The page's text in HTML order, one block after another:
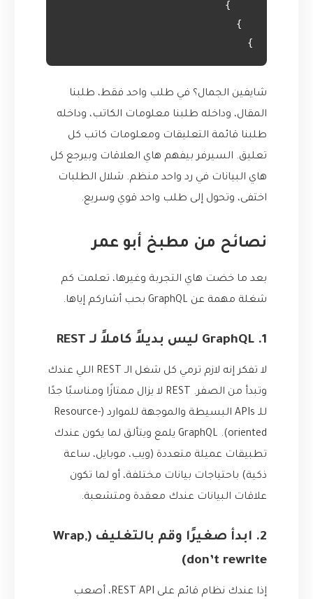
}
شايفين الجمال؟ في طلب واحد فقط، طلبنا
المقال، وداخله طلبنا معلومات الكاتب، وداخله
طلبنا قائمة التعليقات ومعلومات كاتب كل
تعليق. السيرفر بيفهم هاي العلاقات وبيرجع كل
هاي البيانات في رد واحد منظم. شلال الطلبات
اختفى، وتحول إلى طلب واحد قوي وسريع.
نصائح من مطبخ أبو عمر
بعد ما خضت هاي التجربة وغيرها، تعلمت كم
شغلة مهمة عن GraphQL بحب أشاركم إياها.
1. GraphQL ليس بديلاً كاملاً لـ REST
لا تفكر إنه لازم ترمي كل شغل الـ REST اللي عندك
وتبدأ من الصفر. REST لا يزال ممتازًا ومناسبًا جدًا
للـ APIs البسيطة والموجهة للموارد (Resource-
oriented). GraphQL يلمع ويتألق لما يكون عندك
تطبيقات عميلة متعددة (ويب، موبايل، ساعة
ذكية) باحتياجات بيانات مختلفة، أو لما تكون
علاقات البيانات عندك معقدة ومتشعبة.
2. ابدأ صغيرًا وقم بالتغليف (Wrap,
don’t rewrite)
إذا عندك نظام قائم على REST API، أصعب